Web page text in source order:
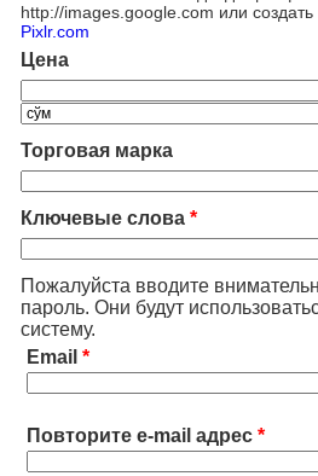
http://images.google.com или
Pixlr.com
Цена
Торговая марка
Ключевые слова *
Пожалуйста вводите
пароль. Они будут
систему.
Email *
Повторите e-mail адрес *